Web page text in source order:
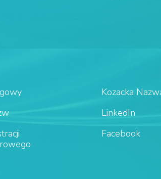
Kozacka
LinkedIn
Facebook